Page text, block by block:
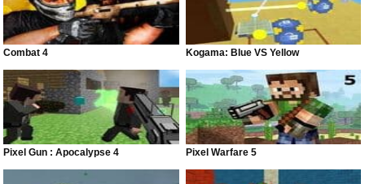
Combat 4 Kogama: Blue VS Yellow
Pixel Gun : Apocalypse 4 Pixel Warfare 5